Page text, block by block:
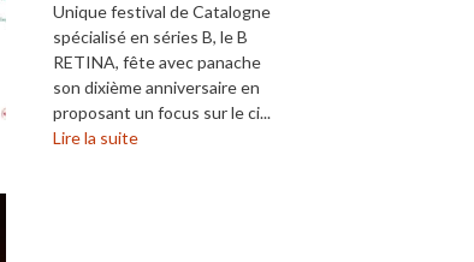
Unique festival de Catalogne
spécialisé en séries B, le B
RETINA, fête avec panache
son dixième anniversaire en
proposant un focus sur le ci...
Lire la suite